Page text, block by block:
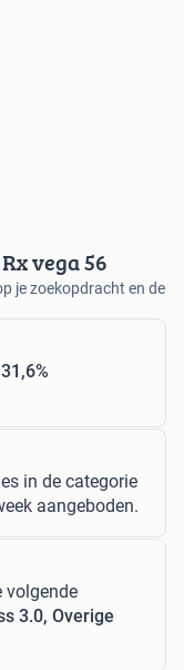
vega 56
je zoekopdracht en de
31,6%
in de categorie
aangeboden.
volgende
3.0, Overige